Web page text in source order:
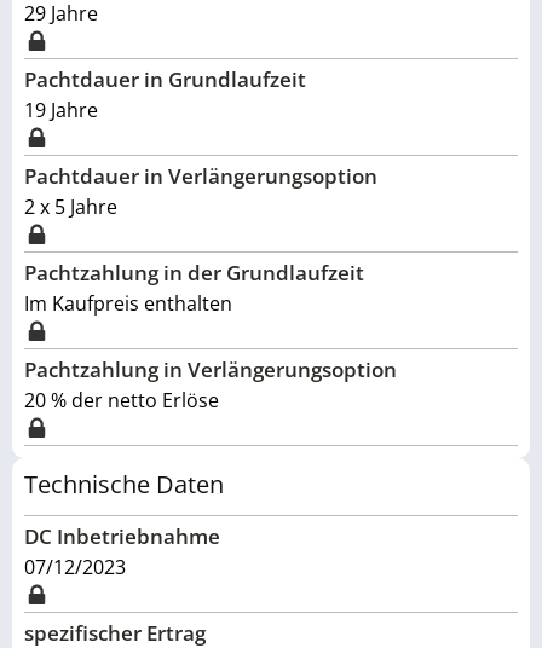
29 Jahre
Pachtdauer in Grundlaufzeit
19 Jahre
Pachtdauer in Verlängerungsoption
2 x 5 Jahre
Pachtzahlung in der Grundlaufzeit
Im Kaufpreis enthalten
Pachtzahlung in Verlängerungsoption
20 % der netto Erlöse
Technische Daten
DC Inbetriebnahme
07/12/2023
spezifischer Ertrag